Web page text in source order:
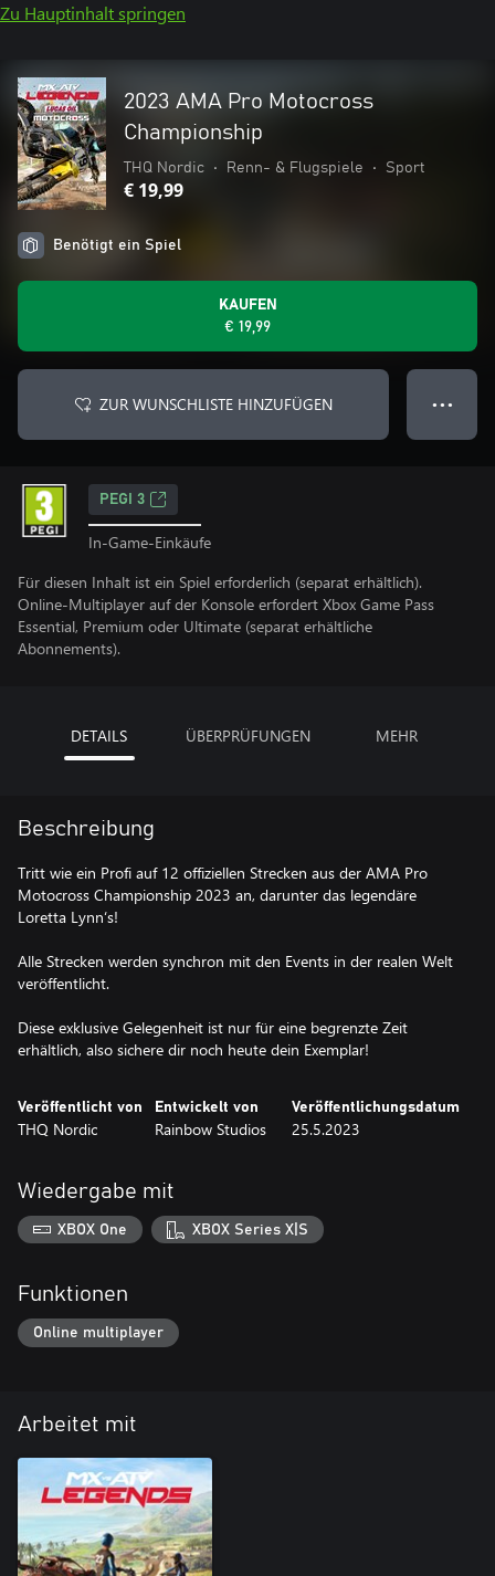
Zu Hauptinhalt springen
2023 AMA Pro Motocross
Championship
THQ Nordic • Renn- & Flugspiele • Sport
€ 19,99
Benötigt ein Spiel
KAUFEN
€ 19,99
ZUR WUNSCHLISTE HINZUFÜGEN ● ● ●
PEGI 3
In-Game-Einkäufe
Für diesen Inhalt ist ein Spiel erforderlich (separat erhältlich).
Online-Multiplayer auf der Konsole erfordert Xbox Game Pass
Essential, Premium oder Ultimate (separat erhältliche
Abonnements).
DETAILS ÜBERPRÜFUNGEN MEHR
Beschreibung
Tritt wie ein Profi auf 12 offiziellen Strecken aus der AMA Pro
Motocross Championship 2023 an, darunter das legendäre
Loretta Lynn‘s!
Alle Strecken werden synchron mit den Events in der realen Welt
veröffentlicht.
Diese exklusive Gelegenheit ist nur für eine begrenzte Zeit
erhältlich, also sichere dir noch heute dein Exemplar!
Veröffentlicht von
THQ Nordic
Entwickelt von
Rainbow Studios
Veröffentlichungsdatum
25.5.2023
Wiedergabe mit
XBOX One XBOX Series X|S
Funktionen
Online multiplayer
Arbeitet mit